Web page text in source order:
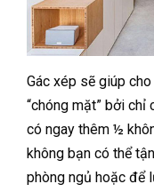
Gác xép sẽ giúp
“chóng mặt” bởi
có ngay thêm ½
không bạn có thể
phòng ngủ hoặc để